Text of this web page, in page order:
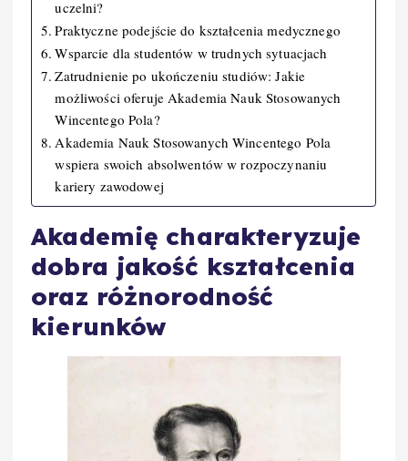
uczelni?
Praktyczne podejście do kształcenia medycznego
Wsparcie dla studentów w trudnych sytuacjach
Zatrudnienie po ukończeniu studiów: Jakie
możliwości oferuje Akademia Nauk Stosowanych
Wincentego Pola?
Akademia Nauk Stosowanych Wincentego Pola
wspiera swoich absolwentów w rozpoczynaniu
kariery zawodowej
Akademię charakteryzuje
dobra jakość kształcenia
oraz różnorodność
kierunków